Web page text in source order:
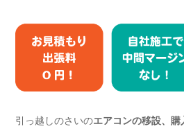
引っ越しのさいのエアコンの移設、